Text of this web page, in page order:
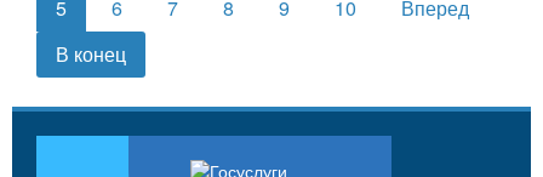
5
6 7 8 9 10
Вперед
В конец